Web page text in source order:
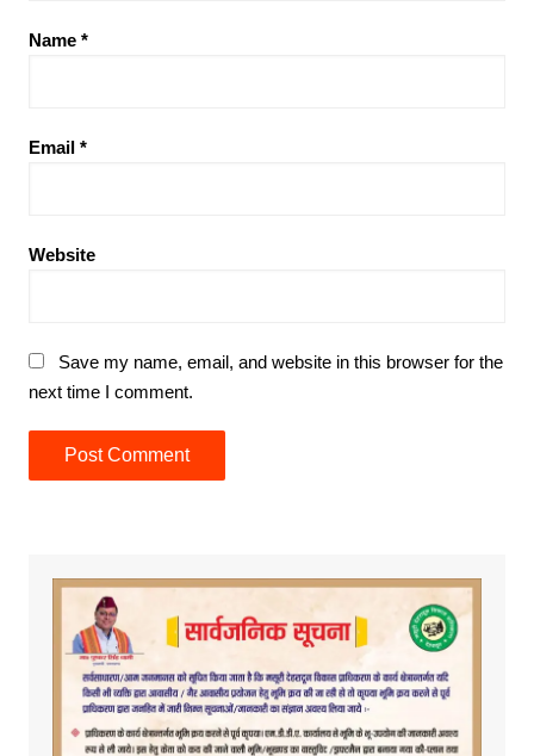
Name *
Email *
Website
Save my name, email, and website in this browser for the
next time I comment.